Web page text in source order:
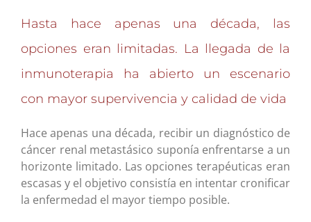
Hasta hace apenas una década, las
opciones eran limitadas. La llegada de la
inmunoterapia ha abierto un escenario
con mayor supervivencia y calidad de vida
Hace apenas una década, recibir un diagnóstico de
cáncer renal metastásico suponía enfrentarse a un
horizonte limitado. Las opciones terapéuticas eran
escasas y el objetivo consistía en intentar cronificar
la enfermedad el mayor tiempo posible.